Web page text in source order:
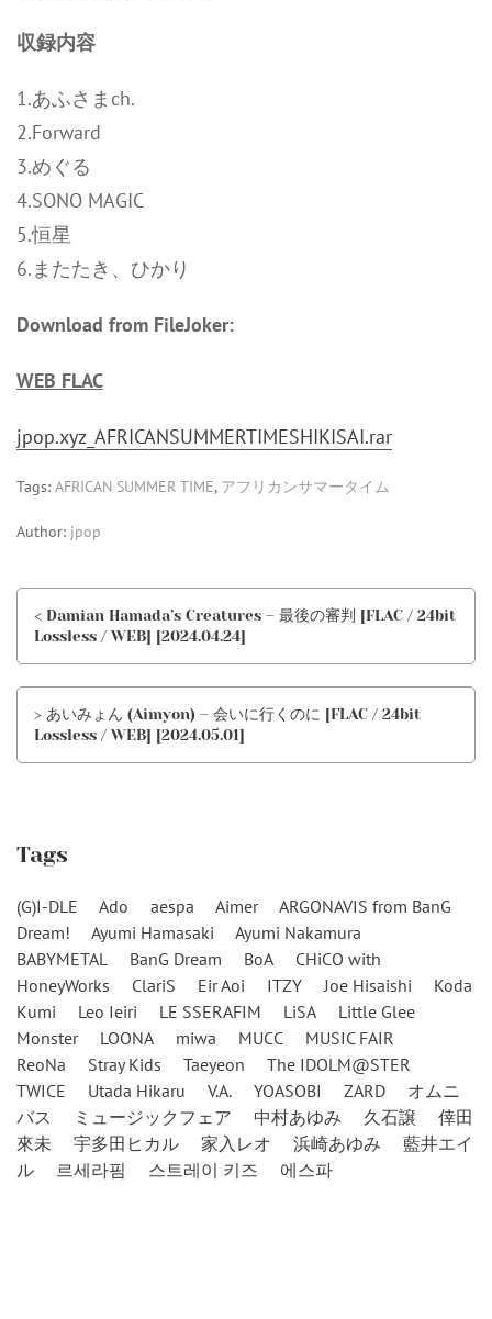
収録内容
1.あふさまch.
2.Forward
3.めぐる
4.SONO MAGIC
5.恒星
6.またたき、ひかり
Download from FileJoker:
WEB FLAC
jpop.xyz_AFRICANSUMMERTIMESHIKISAI.rar
Tags: AFRICAN SUMMER TIME, アフリカンサマータイム
Author: jpop
< Damian Hamada’s Creatures – 最後の審判 [FLAC / 24bit
Lossless / WEB] [2024.04.24]
> あいみょん (Aimyon) – 会いに行くのに [FLAC / 24bit
Lossless / WEB] [2024.05.01]
Tags
(G)I-DLE Ado aespa Aimer
ARGONAVIS from BanG
Dream!
Ayumi Hamasaki
Ayumi Nakamura
BABYMETAL
BanG Dream BoA
CHiCO with
HoneyWorks
ClariS Eir Aoi ITZY Joe Hisaishi
Koda
Kumi
Leo Ieiri LE SSERAFIM LiSA
Little Glee
Monster
LOONA miwa MUCC
MUSIC FAIR
ReoNa
Stray Kids Taeyeon
The IDOLM@STER
TWICE
Utada Hikaru V.A. YOASOBI ZARD
オムニ
バス
ミュージックフェア 中村あゆみ 久石譲
倖田
來未
宇多田ヒカル 家入レオ 浜崎あゆみ
藍井エイ
ル
르세라핌 스트레이 키즈 에스파